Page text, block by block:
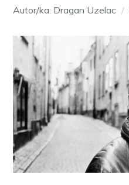
Autor/ka: Dragan Uzelac